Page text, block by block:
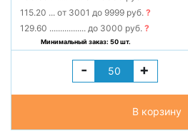
115.20 ... от 3001 до 9999 руб.?
129.60 ................. до 3000 руб.?
Минимальный заказ: 50 шт.
- +
В корзину